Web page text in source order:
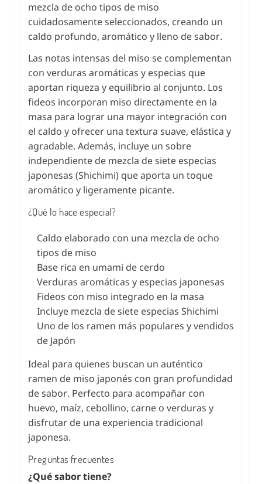
mezcla de ocho tipos de miso
cuidadosamente seleccionados, creando un
caldo profundo, aromático y lleno de sabor.
Las notas intensas del miso se complementan
con verduras aromáticas y especias que
aportan riqueza y equilibrio al conjunto. Los
fideos incorporan miso directamente en la
masa para lograr una mayor integración con
el caldo y ofrecer una textura suave, elástica y
agradable. Además, incluye un sobre
independiente de mezcla de siete especias
japonesas (Shichimi) que aporta un toque
aromático y ligeramente picante.
¿Qué lo hace especial?
Caldo elaborado con una mezcla de ocho
tipos de miso
Base rica en umami de cerdo
Verduras aromáticas y especias japonesas
Fideos con miso integrado en la masa
Incluye mezcla de siete especias Shichimi
Uno de los ramen más populares y vendidos
de Japón
Ideal para quienes buscan un auténtico
ramen de miso japonés con gran profundidad
de sabor. Perfecto para acompañar con
huevo, maíz, cebollino, carne o verduras y
disfrutar de una experiencia tradicional
japonesa.
Preguntas frecuentes
¿Qué sabor tiene?